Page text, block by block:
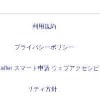
利用規約
プライバシーポリシー
スマート申請 ウェブアクセシビ
リティ方針